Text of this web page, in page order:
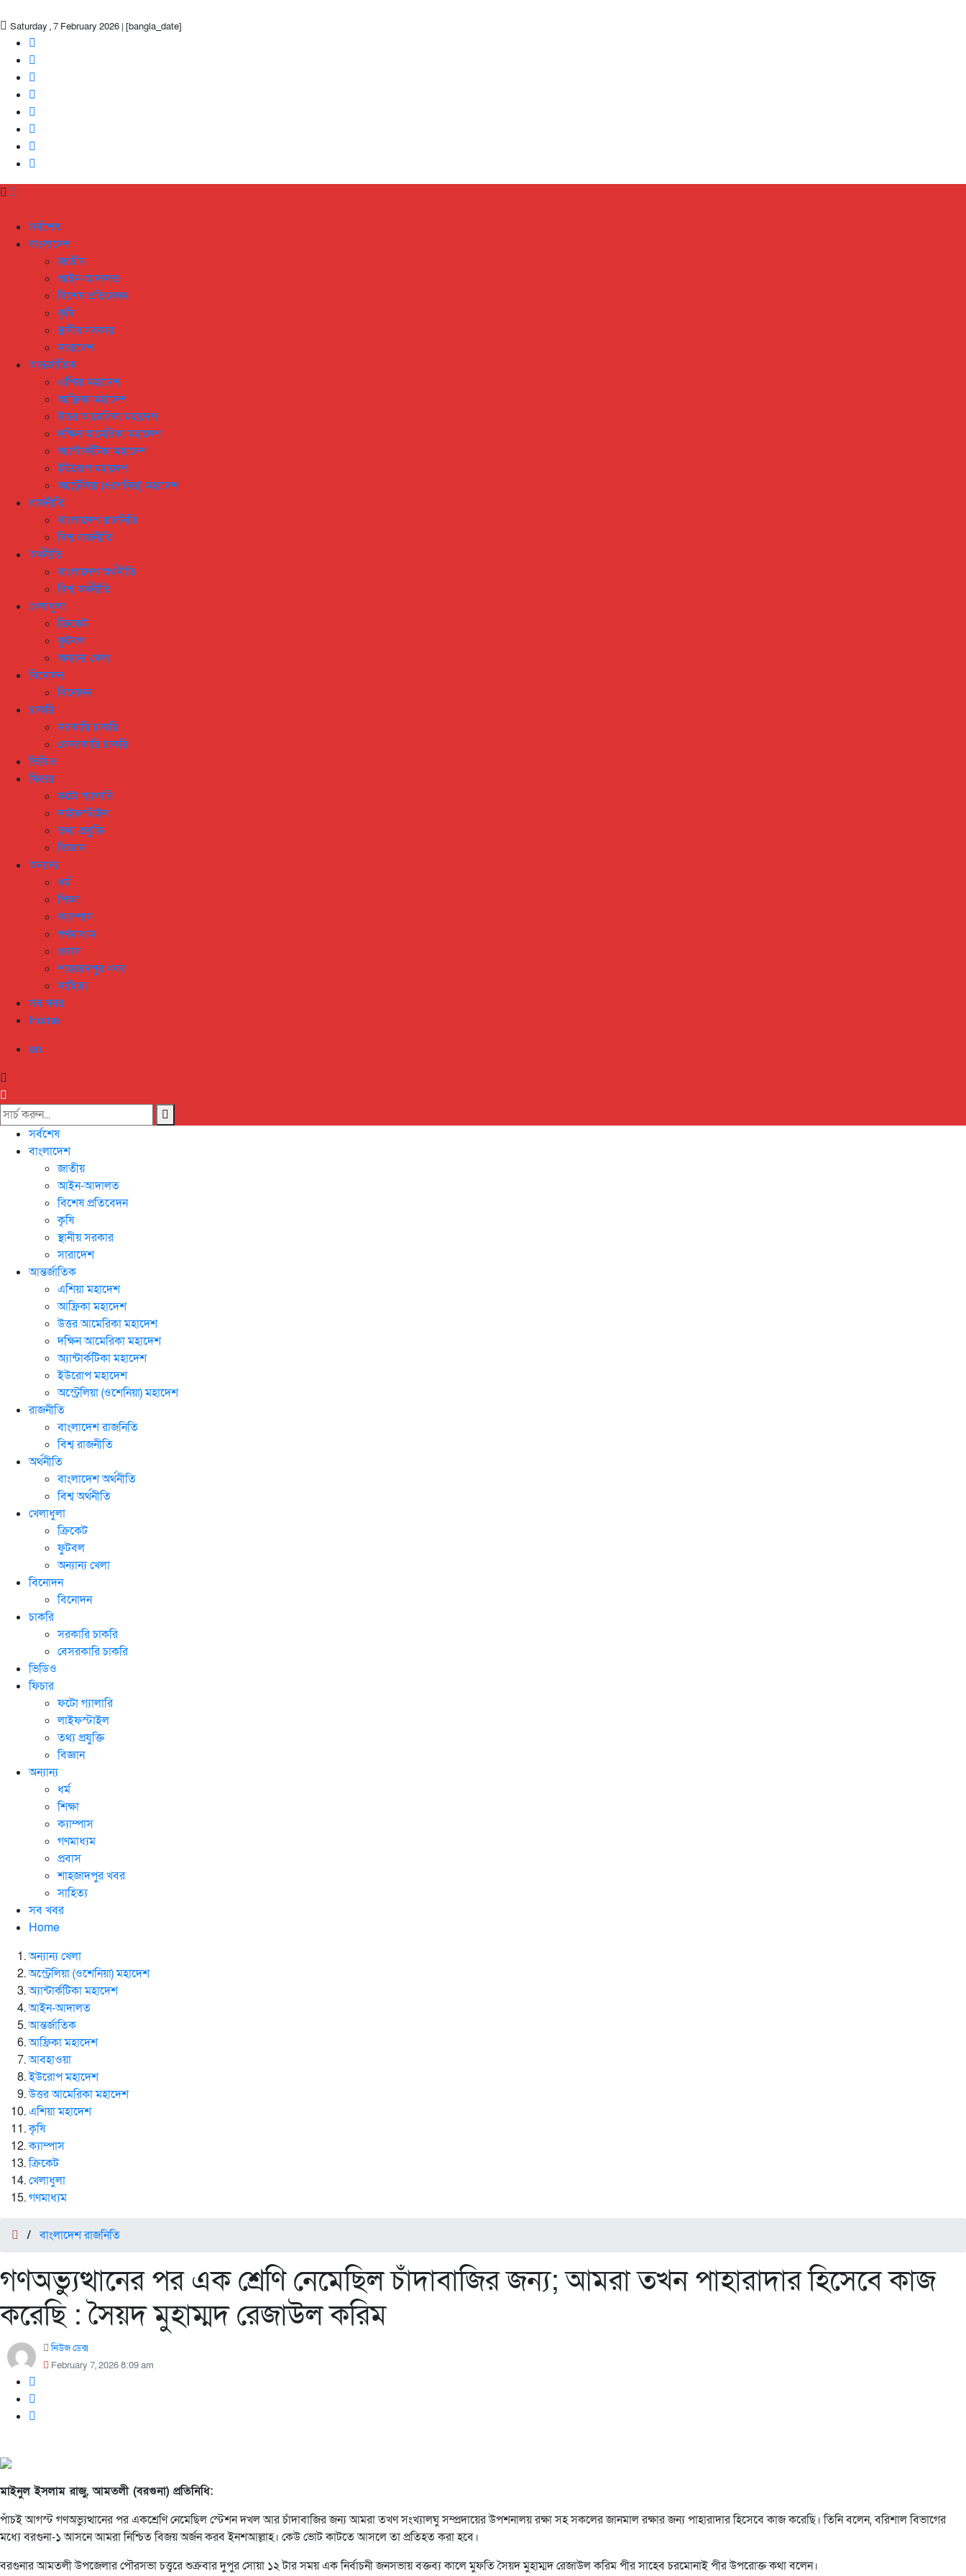
Saturday , 7 February 2026 | [bangla_date]
সর্বশেষ
বাংলাদেশ
জাতীয়
আইন-আদালত
বিশেষ প্রতিবেদন
কৃষি
স্থানীয় সরকার
সারাদেশ
আন্তর্জাতিক
এশিয়া মহাদেশ
আফ্রিকা মহাদেশ
উত্তর আমেরিকা মহাদেশ
দক্ষিন আমেরিকা মহাদেশ
অ্যান্টার্কটিকা মহাদেশ
ইউরোপ মহাদেশ
অস্ট্রেলিয়া (ওশেনিয়া) মহাদেশ
রাজনীতি
বাংলাদেশ রাজনিতি
বিশ্ব রাজনীতি
অর্থনীতি
বাংলাদেশ অর্থনীতি
বিশ্ব অর্থনীতি
খেলাধুলা
ক্রিকেট
ফুটবল
অন্যান্য খেলা
বিনোদন
বিনোদন
চাকরি
সরকারি চাকরি
বেসরকারি চাকরি
ভিডিও
ফিচার
ফটো গ্যালারি
লাইফস্টাইল
তথ্য প্রযুক্তি
বিজ্ঞান
অন্যান্য
ধর্ম
শিক্ষা
ক্যাম্পাস
গণমাধ্যম
প্রবাস
শাহজাদপুর খবর
সাহিত্য
সব খবর
Home
en
সর্বশেষ
বাংলাদেশ
জাতীয়
আইন-আদালত
বিশেষ প্রতিবেদন
কৃষি
স্থানীয় সরকার
সারাদেশ
আন্তর্জাতিক
এশিয়া মহাদেশ
আফ্রিকা মহাদেশ
উত্তর আমেরিকা মহাদেশ
দক্ষিন আমেরিকা মহাদেশ
অ্যান্টার্কটিকা মহাদেশ
ইউরোপ মহাদেশ
অস্ট্রেলিয়া (ওশেনিয়া) মহাদেশ
রাজনীতি
বাংলাদেশ রাজনিতি
বিশ্ব রাজনীতি
অর্থনীতি
বাংলাদেশ অর্থনীতি
বিশ্ব অর্থনীতি
খেলাধুলা
ক্রিকেট
ফুটবল
অন্যান্য খেলা
বিনোদন
বিনোদন
চাকরি
সরকারি চাকরি
বেসরকারি চাকরি
ভিডিও
ফিচার
ফটো গ্যালারি
লাইফস্টাইল
তথ্য প্রযুক্তি
বিজ্ঞান
অন্যান্য
ধর্ম
শিক্ষা
ক্যাম্পাস
গণমাধ্যম
প্রবাস
শাহজাদপুর খবর
সাহিত্য
সব খবর
Home
অন্যান্য খেলা
অস্ট্রেলিয়া (ওশেনিয়া) মহাদেশ
অ্যান্টার্কটিকা মহাদেশ
আইন-আদালত
আন্তর্জাতিক
আফ্রিকা মহাদেশ
আবহাওয়া
ইউরোপ মহাদেশ
উত্তর আমেরিকা মহাদেশ
এশিয়া মহাদেশ
কৃষি
ক্যাম্পাস
ক্রিকেট
খেলাধুলা
গণমাধ্যম
/বাংলাদেশ রাজনিতি
গণঅভ্যুত্থানের পর এক শ্রেণি নেমেছিল চাঁদাবাজির জন্য; আমরা তখন পাহারাদার হিসেবে কাজ
করেছি : সৈয়দ মুহাম্মদ রেজাউল করিম
নিউজ ডেক্স
February 7, 2026 8:09 am
মাইনুল ইসলাম রাজু, আমতলী (বরগুনা) প্রতিনিধি:
পাঁচই আগস্ট গণঅভ্যুত্থানের পর একশ্রেণি নেমেছিল স্টেশন দখল আর চাঁদাবাজির জন্য আমরা তখণ সংখ্যালঘু সম্প্রদায়ের উপশনালয় রক্ষা সহ সকলের জানমাল রক্ষার জন্য পাহারাদার হিসেবে কাজ করেছি। তিনি বলেন, বরিশাল বিভাগের
মধ্যে বরগুনা-১ আসনে আমরা নিশ্চিত বিজয় অর্জন করব ইনশআল্লাহ। কেউ ভোট কাটতে আসলে তা প্রতিহত করা হবে।
বরগুনার আমতলী উপজেলার পৌরসভা চত্ত্বরে শুক্রবার দুপুর সোয়া ১২ টার সময় এক নির্বাচনী জনসভায় বক্তব্য কালে মুফতি সৈয়দ মুহাম্মদ রেজাউল করিম পীর সাহেব চরমোনাই পীর উপরোক্ত কথা বলেন।